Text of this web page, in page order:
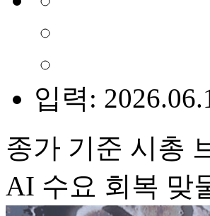
입력:
종가 기준 시총
AI 수요 회복 맞